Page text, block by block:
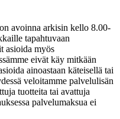
avoinna arkisin kello 8.00-
tapahtuvaan
asioida myös
eivät käy mitkään
ainoastaan käteisellä tai
veloitamme palvelulisän
tuotteita tai avattuja
palvelumaksua ei